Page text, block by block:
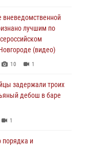
вневедомственной
лучшим по
(видео)
10 1
задержали троих
дебош в баре
1
порядка и